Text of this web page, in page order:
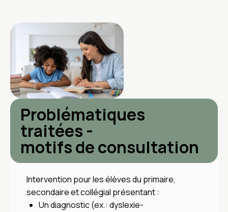
Problématiques
traitées -
motifs de consultation
Intervention pour les élèves du primaire,
secondaire et collégial présentant :
Un diagnostic (ex.: dyslexie-